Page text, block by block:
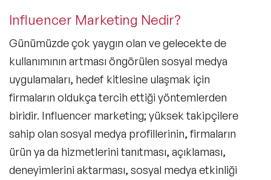
Influencer Marketing Nedir?
Günümüzde çok yaygın olan ve gelecekte de
kullanımının artması öngörülen sosyal medya
uygulamaları, hedef kitlesine ulaşmak için
firmaların oldukça tercih ettiği yöntemlerden
biridir. Influencer marketing; yüksek takipçilere
sahip olan sosyal medya profillerinin, firmaların
ürün ya da hizmetlerini tanıtması, açıklaması,
deneyimlerini aktarması, sosyal medya etkinliği